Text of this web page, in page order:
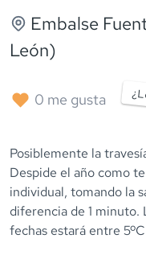
Embalse
León)
0 me gusta
Posiblemente la
Despide el año como
individual, tomando la
diferencia de 1 minuto.
fechas estará entre 5ºC